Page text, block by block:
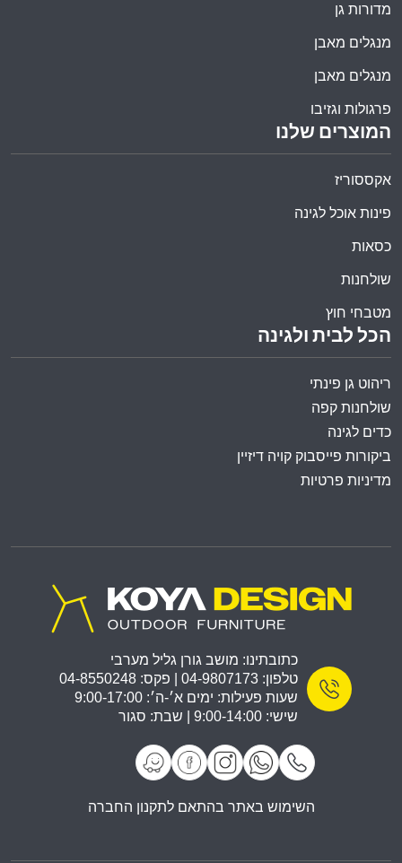
הכל לבית ולגינה
ריהוט גן פינתי
שולחנות קפה
כדים לגינה
ביקורות פייסבוק קויה דיזיין
מדיניות פרטיות
המוצרים שלנו
אקססוריז
פינות אוכל לגינה
כסאות
שולחנות
מטבחי חוץ
מדורות גן
מנגלים מאבן
מנגלים מאבן
פרגולות וגזיבו
כתובתינו: מושב גורן גליל מערבי
טלפון: 04-9807173 | פקס: 04-8550248
שעות פעילות: ימים א׳-ה׳: 9:00-17:00
שישי: 9:00-14:00 | שבת: סגור
השימוש באתר בהתאם לתקנון החברה